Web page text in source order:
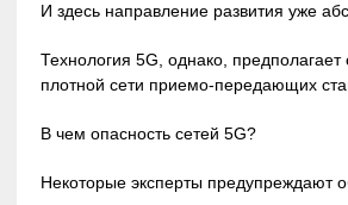
И здесь направление развития уже
Технология 5G, однако, предполагает
плотной сети приемо-передающих
В чем опасность сетей 5G?
Некоторые эксперты предупреждают